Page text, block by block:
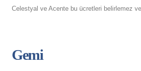
Celestyal ve Acente bu ücretleri belirlemez
Gemi